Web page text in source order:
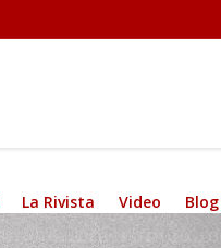
La Rivista Video Blog